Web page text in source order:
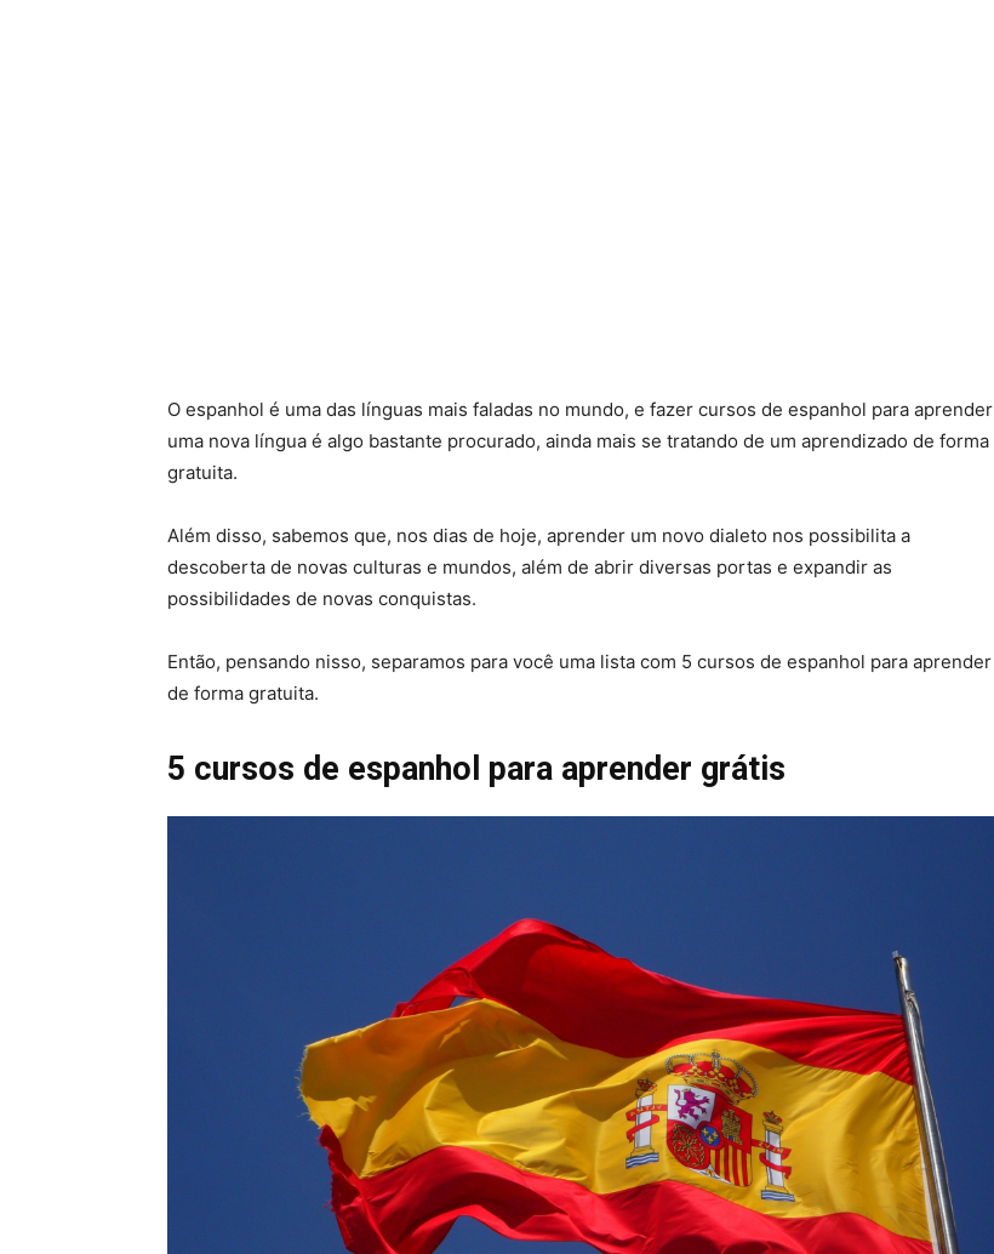
O espanhol é uma das línguas mais faladas no mundo, e fazer cursos de espanhol para aprender
uma nova língua é algo bastante procurado, ainda mais se tratando de um aprendizado de forma
gratuita.
Além disso, sabemos que, nos dias de hoje, aprender um novo dialeto nos possibilita a
descoberta de novas culturas e mundos, além de abrir diversas portas e expandir as
possibilidades de novas conquistas.
Então, pensando nisso, separamos para você uma lista com 5 cursos de espanhol para aprender
de forma gratuita.
5 cursos de espanhol para aprender grátis